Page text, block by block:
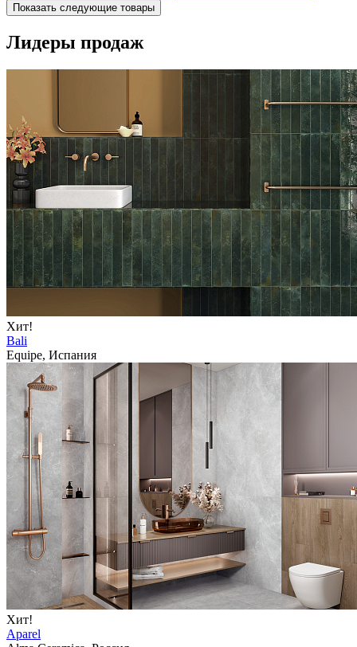
Показать следующие товары
Лидеры продаж
Хит!
Bali
Equipe, Испания
Хит!
Aparel